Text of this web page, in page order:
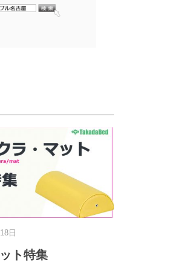
2023年9月21日
大和漢商品の値上げについ